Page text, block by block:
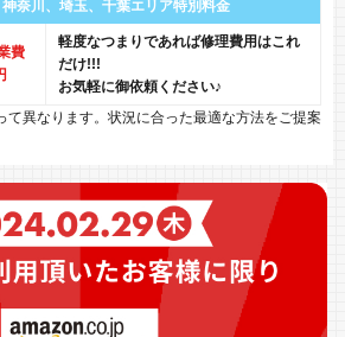
奈川、 埼玉、千葉エリア特別料金
費
軽度なつまりであれば修理費用はこれ
だけ!!!
お気軽に御依頼ください♪
異なります。状況に合った最適な方法をご提案